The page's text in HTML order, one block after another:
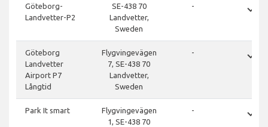
Göteborg-
Landvetter-P2
SE-438 70
Landvetter,
Sweden
- done
Göteborg
Landvetter
Airport P7
Långtid
Flygvingevägen
7, SE-438 70
Landvetter,
Sweden
- done
Park It smart
Flygvingevägen
1, SE-438 70
- done